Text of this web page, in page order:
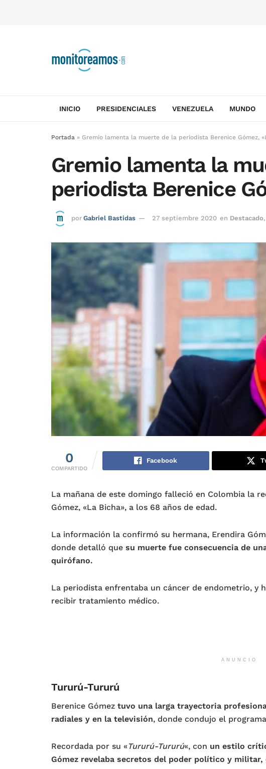
INICIO PRESIDENCIALES VENEZUELA MUNDO
Portada » Gremio lamenta la muerte de la periodista Berenice Gómez,
Gremio lamenta la
periodista Berenice
por Gabriel Bastidas 27 septiembre 2020 en Destacado,
0
COMPARTIDO
Facebook
La mañana de este domingo falleció en Colombia la
Gómez, «La Bicha», a los 68 años de edad.
La información la confirmó su hermana, Erendira
donde detalló que su muerte fue consecuencia de
quirófano.
La periodista enfrentaba un cáncer de endometrio, y
recibir tratamiento médico.
ANUNCIO
Tururú-Tururú
Berenice Gómez tuvo una larga trayectoria
radiales y en la televisión, donde condujo el
Recordada por su «Tururú-Tururú«, con un estilo
Gómez revelaba secretos del poder político y